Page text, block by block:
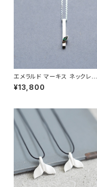
エメラルド マーキス ネックレス
シルバー925 5月誕生石 メンズ
ユニセックス
¥13,800